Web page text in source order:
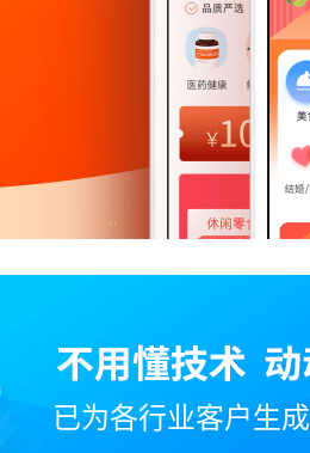
已为各行业客户生成